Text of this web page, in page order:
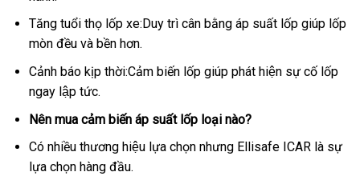
Tăng tuổi thọ lốp xe:Duy trì cân bằng áp suất lốp giúp lốp
mòn đều và bền hơn.
Cảnh báo kịp thời:Cảm biến lốp giúp phát hiện sự cố lốp
ngay lập tức.
Nên mua cảm biến áp suất lốp loại nào?
Có nhiều thương hiệu lựa chọn nhưng Ellisafe ICAR là sự
lựa chọn hàng đầu.